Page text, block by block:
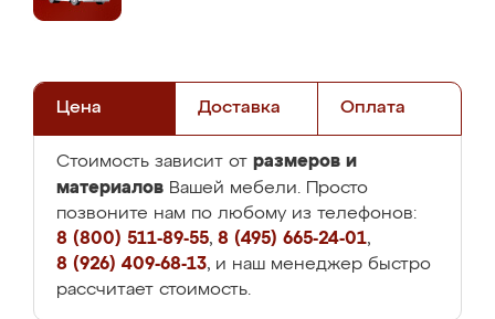
Цена Доставка Оплата
Стоимость зависит от размеров и
материалов Вашей мебели. Просто
позвоните нам по любому из телефонов:
8 (800) 511-89-55, 8 (495) 665-24-01,
8 (926) 409-68-13, и наш менеджер быстро
рассчитает стоимость.